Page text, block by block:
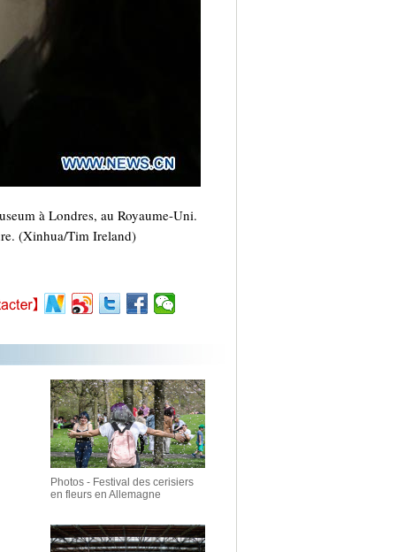
à Londres, au Royaume-Uni.
(Xinhua/Tim Ireland)
Photos - Festival des cerisiers
en fleurs en Allemagne